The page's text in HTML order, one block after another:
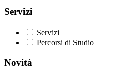
Servizi
Servizi
Percorsi di Studio
Novità